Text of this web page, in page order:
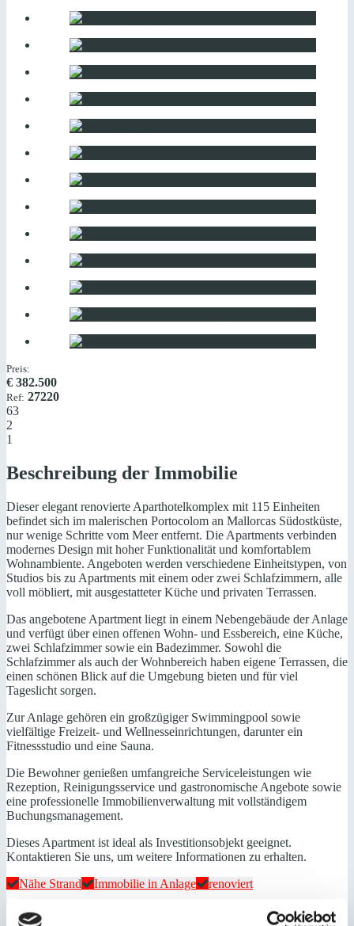
Preis:
€ 382.500
Ref: 27220
63
2
1
Beschreibung der Immobilie
Dieser elegant renovierte Aparthotelkomplex mit 115 Einheiten
befindet sich im malerischen Portocolom an Mallorcas Südostküste,
nur wenige Schritte vom Meer entfernt. Die Apartments verbinden
modernes Design mit hoher Funktionalität und komfortablem
Wohnambiente. Angeboten werden verschiedene Einheitstypen, von
Studios bis zu Apartments mit einem oder zwei Schlafzimmern, alle
voll möbliert, mit ausgestatteter Küche und privaten Terrassen.
Das angebotene Apartment liegt in einem Nebengebäude der Anlage
und verfügt über einen offenen Wohn- und Essbereich, eine Küche,
zwei Schlafzimmer sowie ein Badezimmer. Sowohl die
Schlafzimmer als auch der Wohnbereich haben eigene Terrassen, die
einen schönen Blick auf die Umgebung bieten und für viel
Tageslicht sorgen.
Zur Anlage gehören ein großzügiger Swimmingpool sowie
vielfältige Freizeit- und Wellnesseinrichtungen, darunter ein
Fitnessstudio und eine Sauna.
Die Bewohner genießen umfangreiche Serviceleistungen wie
Rezeption, Reinigungsservice und gastronomische Angebote sowie
eine professionelle Immobilienverwaltung mit vollständigem
Buchungsmanagement.
Dieses Apartment ist ideal als Investitionsobjekt geeignet.
Kontaktieren Sie uns, um weitere Informationen zu erhalten.
Nähe Strand
Immobilie in Anlage renoviert
Energieeffizienz